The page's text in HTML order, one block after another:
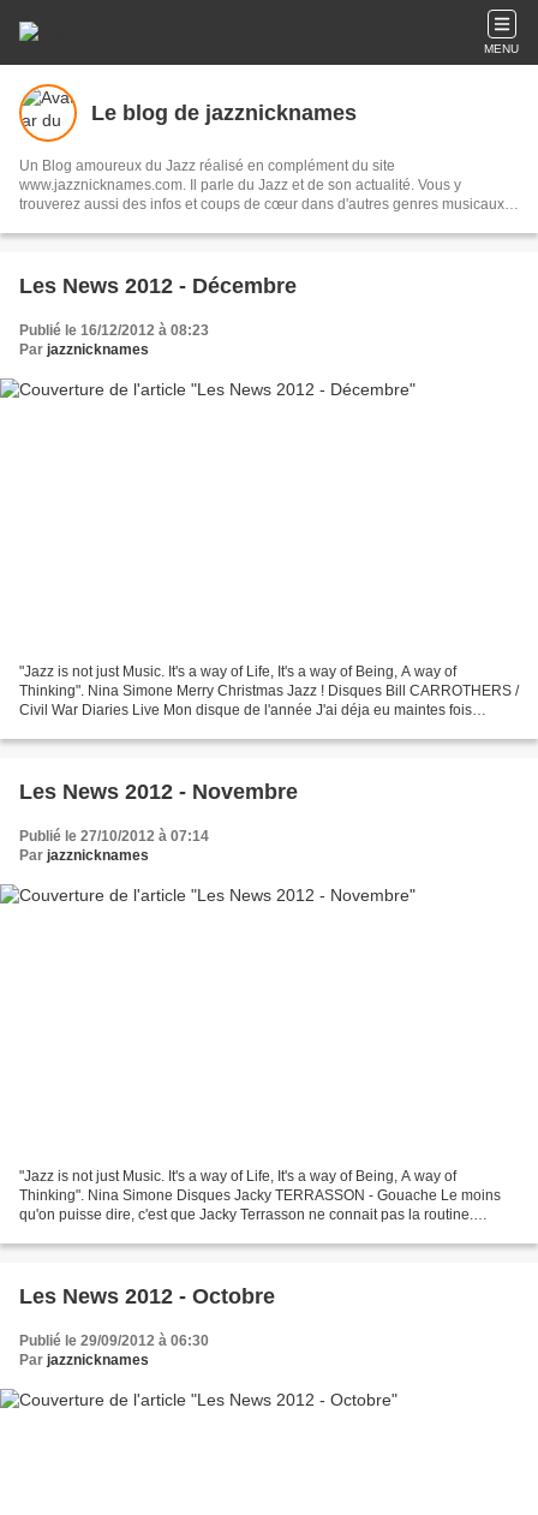
MENU
Le blog de jazznicknames
Un Blog amoureux du Jazz réalisé en complément du site
www.jazznicknames.com. Il parle du Jazz et de son actualité. Vous y
trouverez aussi des infos et coups de cœur dans d'autres genres musicaux
audios et liens videos ne figurent dans le Blog qu'à titre d’illustrations.
Les News 2012 - Décembre
Publié le 16/12/2012 à 08:23
Par jazznicknames
"Jazz is not just Music. It's a way of Life, It's a way of Being, A way of
Thinking". Nina Simone Merry Christmas Jazz ! Disques Bill CARROTHERS /
Civil War Diaries Live Mon disque de l'année J'ai déja eu maintes fois
Les News 2012 - Novembre
Publié le 27/10/2012 à 07:14
Par jazznicknames
"Jazz is not just Music. It's a way of Life, It's a way of Being, A way of
Thinking". Nina Simone Disques Jacky TERRASSON - Gouache Le moins
qu'on puisse dire, c'est que Jacky Terrasson ne connait pas la routine.
Les News 2012 - Octobre
Publié le 29/09/2012 à 06:30
Par jazznicknames